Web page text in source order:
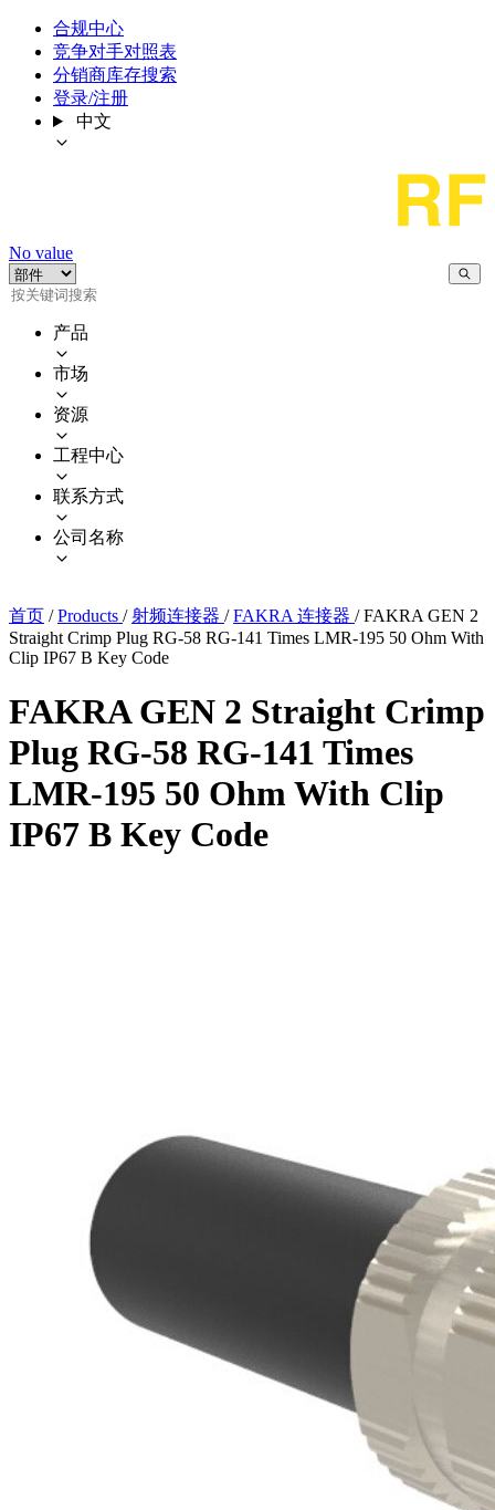
合规中心
竞争对手对照表
分销商库存搜索
登录/注册
中文
No value
产品
市场
资源
工程中心
联系方式
公司名称
首页 / Products / 射频连接器 / FAKRA 连接器 / FAKRA GEN 2
Straight Crimp Plug RG-58 RG-141 Times LMR-195 50 Ohm With
Clip IP67 B Key Code
FAKRA GEN 2 Straight Crimp
Plug RG-58 RG-141 Times
LMR-195 50 Ohm With Clip
IP67 B Key Code